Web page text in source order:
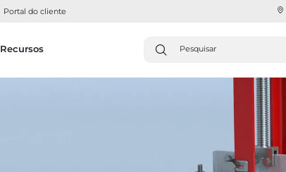
Portal do cliente
Recursos